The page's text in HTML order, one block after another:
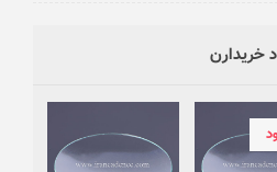
خریدارن